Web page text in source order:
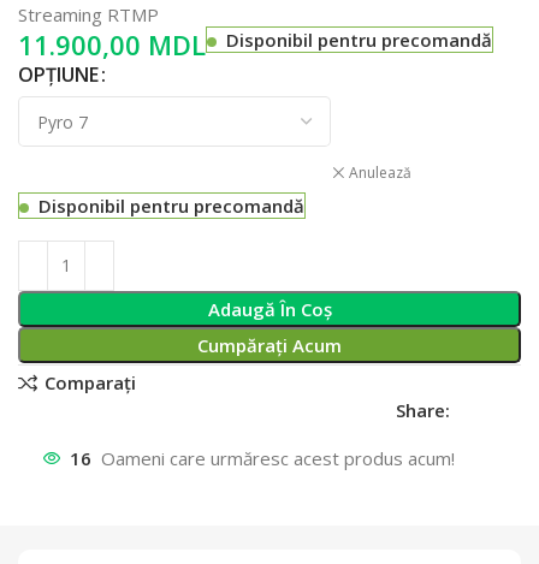
Streaming RTMP
MDL Disponibil pentru precomandă
OPȚIUNE
Anulează
Disponibil pentru precomandă
Adaugă În Coș
Cumpărați Acum
Comparați
Share:
16 Oameni care urmăresc acest produs acum!